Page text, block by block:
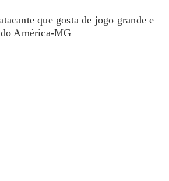
que gosta de jogo grande e
do América-MG